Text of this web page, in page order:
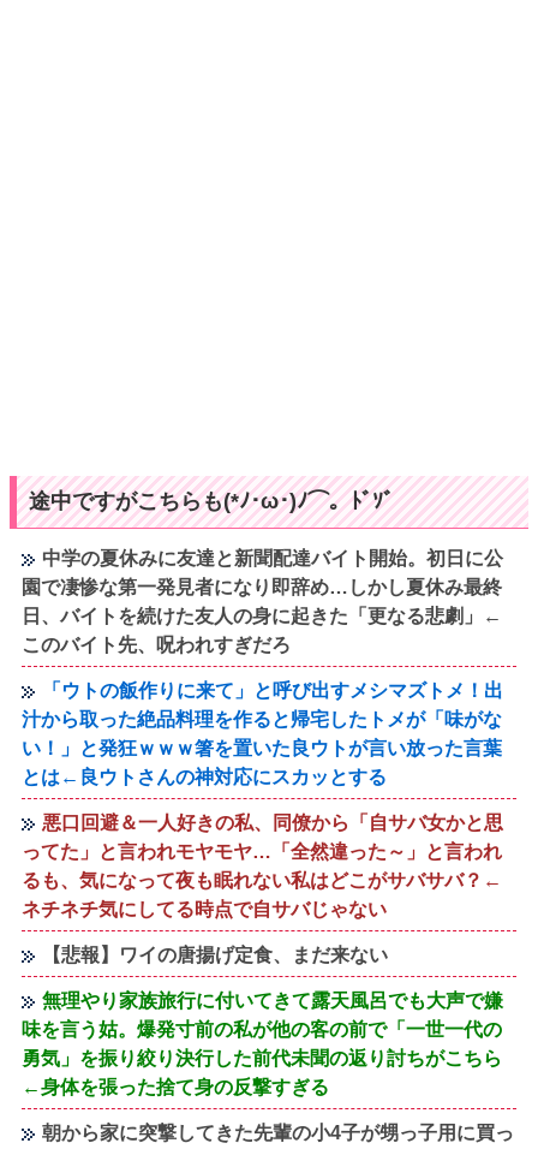
途中ですがこちらも(*ﾉ･ω･)ﾉ⌒。ﾄﾞｿﾞ
中学の夏休みに友達と新聞配達バイト開始。初日に公
園で凄惨な第一発見者になり即辞め…しかし夏休み最終
日、バイトを続けた友人の身に起きた「更なる悲劇」←
このバイト先、呪われすぎだろ
「ウトの飯作りに来て」と呼び出すメシマズトメ！出
汁から取った絶品料理を作ると帰宅したトメが「味がな
い！」と発狂ｗｗｗ箸を置いた良ウトが言い放った言葉
とは←良ウトさんの神対応にスカッとする
悪口回避＆一人好きの私、同僚から「自サバ女かと思
ってた」と言われモヤモヤ…「全然違った～」と言われ
るも、気になって夜も眠れない私はどこがサバサバ？←
ネチネチ気にしてる時点で自サバじゃない
【悲報】ワイの唐揚げ定食、まだ来ない
無理やり家族旅行に付いてきて露天風呂でも大声で嫌
味を言う姑。爆発寸前の私が他の客の前で「一世一代の
勇気」を振り絞り決行した前代未聞の返り討ちがこちら
←身体を張った捨て身の反撃すぎる
朝から家に突撃してきた先輩の小4子が甥っ子用に買っ